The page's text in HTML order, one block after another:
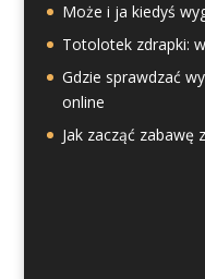
Może i ja kiedyś
Totolotek zdrapki:
Gdzie sprawdzać
online
Jak zacząć